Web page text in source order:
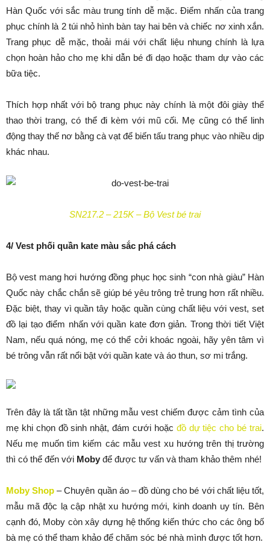
Hàn Quốc với sắc màu trung tính dễ mặc. Điểm nhấn của trang
phục chính là 2 túi nhỏ hình bàn tay hai bên và chiếc nơ xinh xắn.
Trang phục dễ mặc, thoải mái với chất liệu nhung chính là lựa
chọn hoàn hảo cho mẹ khi dẫn bé đi dạo hoặc tham dự vào các
bữa tiệc.
Thích hợp nhất với bộ trang phục này chính là một đôi giày thể
thao thời trang, có thể đi kèm với mũ cối. Mẹ cũng có thể linh
động thay thế nơ bằng cà vạt để biến tấu trang phục vào nhiều dịp
khác nhau.
SN217.2 – 215K – Bộ Vest bé trai
4/ Vest phối quần kate màu sắc phá cách
Bộ vest mang hơi hướng đồng phục học sinh “con nhà giàu” Hàn
Quốc này chắc chắn sẽ giúp bé yêu trông trẻ trung hơn rất nhiều.
Đặc biệt, thay vì quần tây hoặc quần cùng chất liệu với vest, set
đồ lại tạo điểm nhấn với quần kate đơn giản. Trong thời tiết Việt
Nam, nếu quá nóng, mẹ có thể cởi khoác ngoài, hãy yên tâm vì
bé trông vẫn rất nổi bật với quần kate và áo thun, sơ mi trắng.
Trên đây là tất tần tật những mẫu vest chiếm được cảm tình của
mẹ khi chọn đồ sinh nhật, đám cưới hoặc đồ dự tiệc cho bé trai.
Nếu mẹ muốn tìm kiếm các mẫu vest xu hướng trên thị trường
thì có thể đến với Moby để được tư vấn và tham khảo thêm nhé!
Moby Shop – Chuyên quần áo – đồ dùng cho bé với chất liệu tốt,
mẫu mã độc lạ cập nhật xu hướng mới, kinh doanh uy tín. Bên
cạnh đó, Moby còn xây dựng hệ thống kiến thức cho các ông bố
bà mẹ có thể tham khảo để chăm sóc bé nhà mình được tốt hơn.